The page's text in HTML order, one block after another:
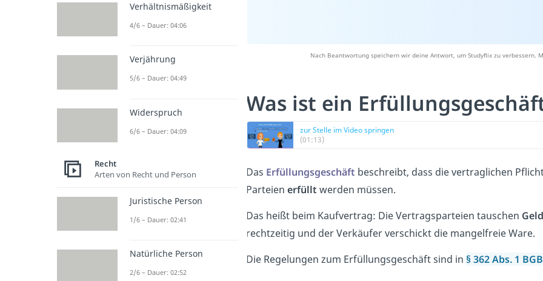
Nach Beantwortung speichern wir deine Antwort, um Studyflix zu verbessern.
Was ist ein
zur Stelle im Video springen
(01:13)
Das Erfüllungsgeschäft beschreibt, dass die vertraglichen
Parteien erfüllt werden müssen.
Das heißt beim Kaufvertrag: Die Vertragsparteien tauschen
rechtzeitig und der Verkäufer verschickt die mangelfreie Ware.
Die Regelungen zum Erfüllungsgeschäft sind in § 362 Abs. 1 BGB
Verhältnismäßigkeit
4/6 – Dauer: 04:06
Verjährung
5/6 – Dauer: 04:49
Widerspruch
6/6 – Dauer: 04:09
Recht
Arten von Recht und Person
Juristische Person
1/6 – Dauer: 02:41
Natürliche Person
2/6 – Dauer: 02:52